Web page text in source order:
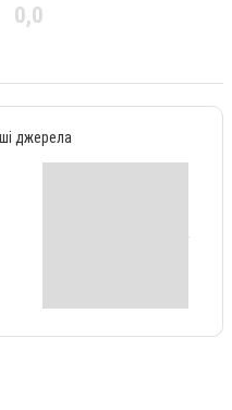
0,0
джерела